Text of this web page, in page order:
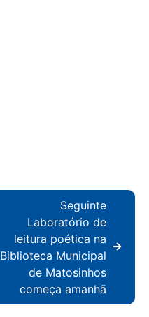
Seguinte
Laboratório de
leitura poética na
Biblioteca Municipal
de Matosinhos
começa amanhã